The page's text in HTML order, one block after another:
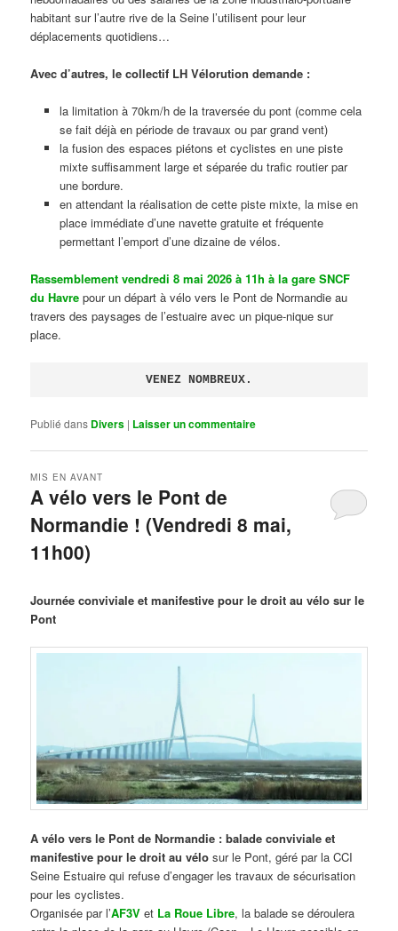
habitant sur l’autre rive de la Seine l’utilisent pour leur
déplacements quotidiens…
Avec d’autres, le collectif LH Vélorution demande :
la limitation à 70km/h de la traversée du pont (comme cela
se fait déjà en période de travaux ou par grand vent)
la fusion des espaces piétons et cyclistes en une piste
mixte suffisamment large et séparée du trafic routier par
une bordure.
en attendant la réalisation de cette piste mixte, la mise en
place immédiate d’une navette gratuite et fréquente
permettant l’emport d’une dizaine de vélos.
Rassemblement vendredi 8 mai 2026 à 11h à la gare SNCF
du Havre pour un départ à vélo vers le Pont de Normandie au
travers des paysages de l’estuaire avec un pique-nique sur
place.
VENEZ NOMBREUX.
Publié dans Divers | Laisser un commentaire
A vélo vers le Pont de
Normandie ! (Vendredi 8 mai,
11h00)
MIS EN AVANT
Journée conviviale et manifestive pour le droit au vélo sur le
Pont
A vélo vers le Pont de Normandie : balade conviviale et
manifestive pour le droit au vélo sur le Pont, géré par la CCI
Seine Estuaire qui refuse d’engager les travaux de sécurisation
pour les cyclistes.
Organisée par l’AF3V et La Roue Libre, la balade se déroulera